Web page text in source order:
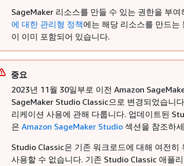
SageMaker 리소스를 만들 수 있는 권한을 부여
에 대한 관리형 정책에는 해당 리소스를 만드는
이 이미 포함되어 있습니다.
중요
2023년 11월 30일부로 이전 Amazon
SageMaker Studio Classic으로 변경되었습니
리케이션 사용에 관해 다룹니다. 업데이트된
은 Amazon SageMaker Studio 섹션을 참조하
Studio Classic은 기존 워크로드에 대해 여전히
사용할 수 없습니다. 기존 Studio Classic 애플